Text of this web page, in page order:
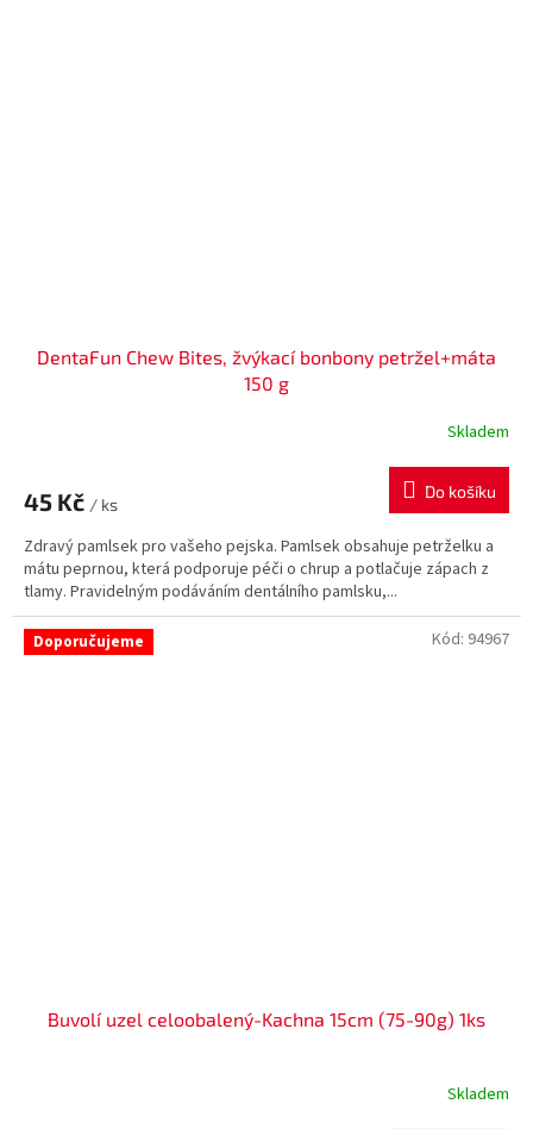
DentaFun Chew Bites, žvýkací bonbony petržel+máta
150 g
Skladem
45 Kč / ks
Do košíku
Zdravý pamlsek pro vašeho pejska. Pamlsek obsahuje petrželku a
mátu peprnou, která podporuje péči o chrup a potlačuje zápach z
tlamy. Pravidelným podáváním dentálního pamlsku,...
Doporučujeme
Buvolí uzel celoobalený-Kachna 15cm (75-90g) 1ks
Skladem
Kód: 94967